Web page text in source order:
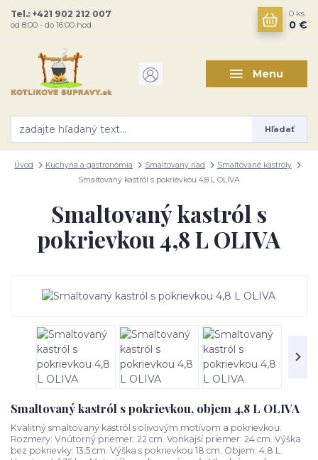
Menu
Hľadať
Tel.: +421 902 212 007
od 8:00 - do 16:00 hod
0 ks
0 €
Úvod Kuchyňa a gastronómia Smaltovaný riad
Smaltované kastróly
Smaltovaný kastról s pokrievkou 4,8 L OLIVA
Smaltovaný kastról s
pokrievkou 4,8 L OLIVA
Smaltovaný kastról s pokrievkou, objem 4,8 L OLIVA
Kvalitný smaltovaný kastról s olivovým motívom a pokrievkou.
Rozmery: Vnútorný priemer: 22 cm. Vonkajší priemer: 24 cm. Výška
bez pokrievky: 13,5 cm. Výška s pokrievkou 18 cm. Objem: 4,8 L.